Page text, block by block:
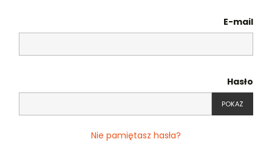
E-mail
Hasło
POKAŻ
Nie pamiętasz hasła?